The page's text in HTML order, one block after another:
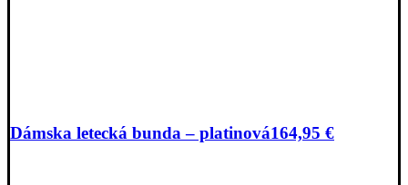
Dámska letecká bunda – platinová164,95 €